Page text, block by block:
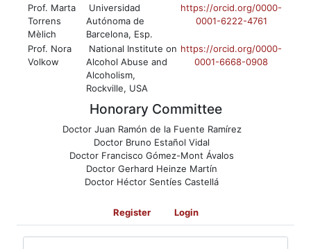
Prof. Marta
Torrens
Mèlich
Universidad
Autónoma de
Barcelona, Esp.
https://orcid.org/0000-
0001-6222-4761
Prof. Nora
Volkow
National Institute on
Alcohol Abuse and
Alcoholism,
Rockville, USA
https://orcid.org/0000-
0001-6668-0908
Honorary Committee
Doctor Juan Ramón de la Fuente Ramírez
Doctor Bruno Estañol Vidal
Doctor Francisco Gómez-Mont Ávalos
Doctor Gerhard Heinze Martín
Doctor Héctor Sentíes Castellá
Register Login